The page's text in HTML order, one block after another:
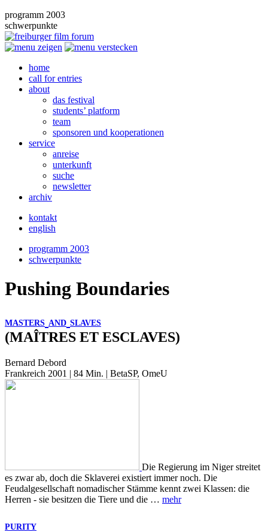
programm 2003
schwerpunkte
home
call for entries
about
das festival
students’ platform
team
sponsoren und kooperationen
service
anreise
unterkunft
suche
newsletter
archiv
kontakt
english
programm 2003
schwerpunkte
Pushing Boundaries
MASTERS AND SLAVES
(MAÎTRES ET ESCLAVES)
Bernard Debord
Frankreich 2001 | 84 Min. | BetaSP, OmeU
Die Regierung im Niger streitet
es zwar ab, doch die Sklaverei existiert immer noch. Die
Feudalgesellschaft nomadischer Stämme kennt zwei Klassen: die
Herren - sie besitzen die Tiere und die … mehr
PURITY